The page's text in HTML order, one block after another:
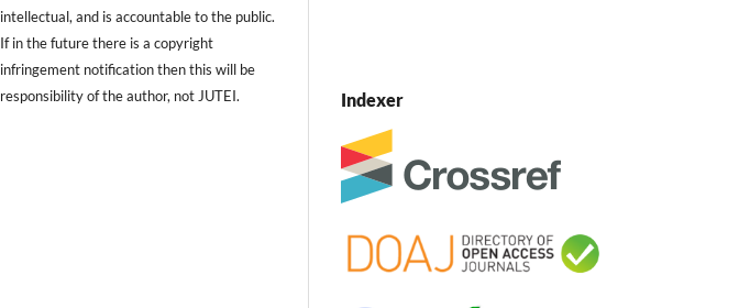
intellectual, and is accountable to the public.
If in the future there is a copyright
infringement notification then this will be
responsibility of the author, not JUTEI.
Indexer